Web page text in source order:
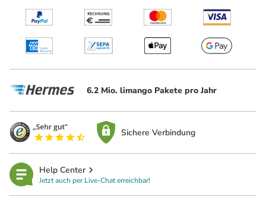
6.2 Mio. limango Pakete pro Jahr
Sichere Verbindung
Help Center
Jetzt auch per Live-Chat erreichbar!